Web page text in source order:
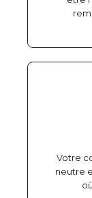
Votre
neutre